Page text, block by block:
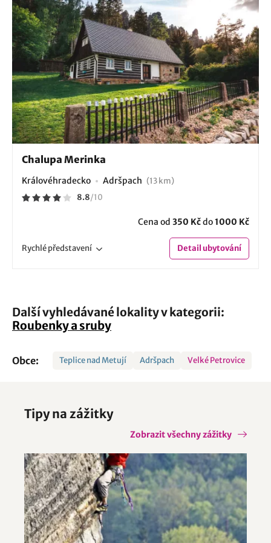
Chalupa Merinka
Královéhradecko Adršpach (13 km)
8.8/10
Cena od 350 Kčdo1000 Kč
Rychlépředstavení Detailubytování
Další vyhledávané lokality v kategorii:
Roubenky a sruby
Obce: Teplice nad Metují Adršpach Velké Petrovice
Tipy na zážitky
Zobrazit všechny zážitky